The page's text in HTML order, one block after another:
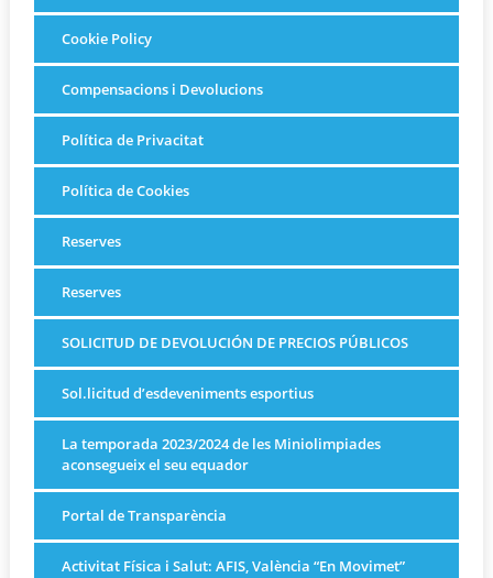
Cookie Policy
Compensacions i Devolucions
Política de Privacitat
Política de Cookies
Reserves
Reserves
SOLICITUD DE DEVOLUCIÓN DE PRECIOS PÚBLICOS
Sol.licitud d’esdeveniments esportius
La temporada 2023/2024 de les Miniolimpiades
aconsegueix el seu equador
Portal de Transparència
Activitat Física i Salut: AFIS, València “En Movimet”